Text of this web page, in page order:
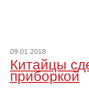
09.01.2018
Китайцы
приборкой